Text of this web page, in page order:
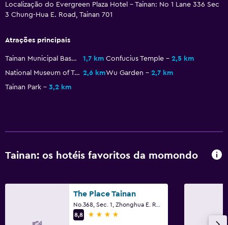
Acessibilidade e conveniência
Elevador
Estacionamento acessível
Quarto para não fumadores
CCTV nas zonas comuns
CCTV fora da propriedade
Localização do Evergreen Plaza Hotel - Tainan: No 1 Lane 336 Sec
3 Chung-Hua E. Road, Tainan 701
Atrações principais
Tainan Municipal Baseball Stadium 1,7 km Confucius Temple
2,5 km
National Museum of Taiwanese Literature 2,6 kmWu Garden
2,7 km
Tainan Park
3,2 km
Tainan: os hotéis favoritos da momondo
The Place Tainan
8,8
4 estrelas